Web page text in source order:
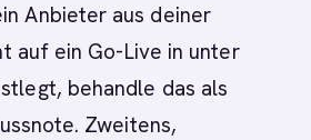
Anbieter aus deiner
auf ein Go-Live in unter
behandle das als
Zweitens,